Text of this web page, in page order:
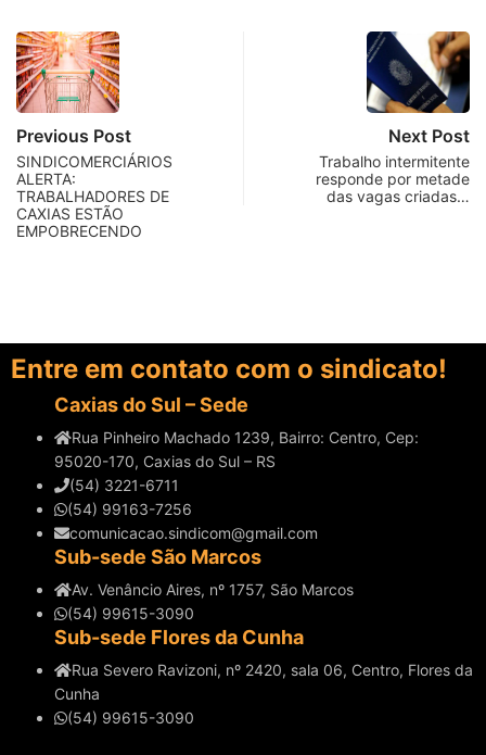
Previous Post
SINDICOMERCIÁRIOS
ALERTA:
TRABALHADORES DE
CAXIAS ESTÃO
EMPOBRECENDO
Next Post
Trabalho intermitente
responde por metade
das vagas criadas…
Entre em contato com o sindicato!
Caxias do Sul – Sede
Rua Pinheiro Machado 1239, Bairro: Centro, Cep:
95020-170, Caxias do Sul – RS
(54) 3221-6711
(54) 99163-7256
comunicacao.sindicom@gmail.com
Sub-sede São Marcos
Av. Venâncio Aires, nº 1757, São Marcos
(54) 99615-3090
Sub-sede Flores da Cunha
Rua Severo Ravizoni, nº 2420, sala 06, Centro, Flores da
Cunha
(54) 99615-3090